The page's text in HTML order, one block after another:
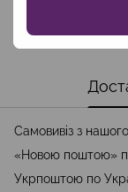
Самовивіз з
«Новою поштою»
Укрпоштою по